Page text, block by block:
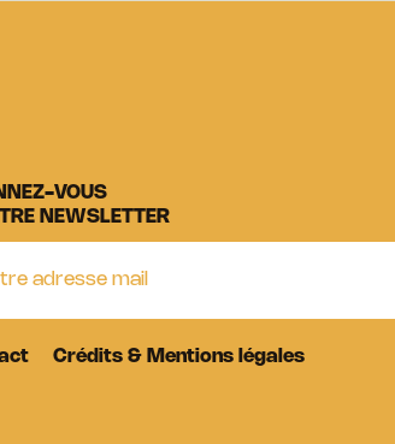
VOUS
NEWSLETTER
Crédits & Mentions légales